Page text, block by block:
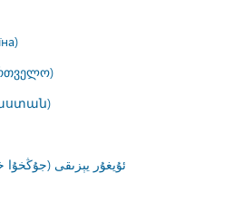
ئۇيغۇر يېزىقى